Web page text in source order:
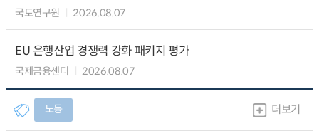
국토연구원 2026.08.07
EU 은행산업 경쟁력 강화 패키지 평가
국제금융센터 2026.08.07
노동 더보기